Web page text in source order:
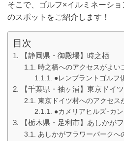
そこで、ゴルフ×イルミネーシ
のスポットをご紹介します！
目次
【静岡県・御殿場】時之栖
時之栖へのアクセスがよい
●レンブラントゴルフ
【千葉県・袖ヶ浦】東京ドイ
東京ドイツ村へのアクセス
●カメリアヒルズ･カ
【栃木県・足利市】あしかが
あしかがフラワーパークへ